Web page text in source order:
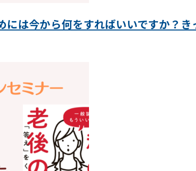
には今から何をすればいいですか？き